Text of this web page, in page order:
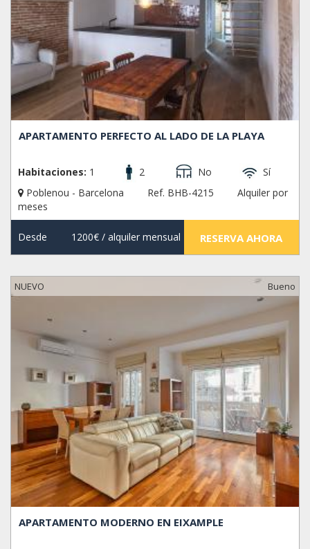
APARTAMENTO PERFECTO AL LADO DE LA PLAYA
Habitaciones: 1 2 No
Sí
Poblenou - Barcelona
Ref. BHB-4215
Alquiler por
meses
Desde 1200€/ alquiler mensual RESERVA AHORA
NUEVO Bueno
APARTAMENTO MODERNO EN EIXAMPLE